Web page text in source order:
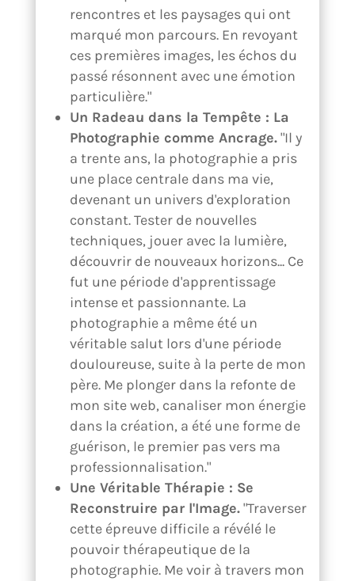
rencontres et les paysages qui ont
marqué mon parcours. En revoyant
ces premières images, les échos du
passé résonnent avec une émotion
particulière."
Un Radeau dans la Tempête : La
Photographie comme Ancrage."Il y
a trente ans, la photographie a pris
une place centrale dans ma vie,
devenant un univers d'exploration
constant. Tester de nouvelles
techniques, jouer avec la lumière,
découvrir de nouveaux horizons... Ce
fut une période d'apprentissage
intense et passionnante. La
photographie a même été un
véritable salut lors d'une période
douloureuse, suite à la perte de mon
père. Me plonger dans la refonte de
mon site web, canaliser mon énergie
dans la création, a été une forme de
guérison, le premier pas vers ma
professionnalisation."
Une Véritable Thérapie : Se
Reconstruire par l'Image."Traverser
cette épreuve difficile a révélé le
pouvoir thérapeutique de la
photographie. Me voir à travers mon